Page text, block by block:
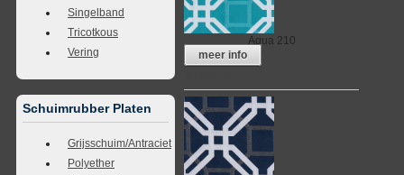
Singelband
Tricotkous
Vering
Schuimrubber Platen
Grijsschuim/Antraciet
Polyether
Aqua 210
meer info